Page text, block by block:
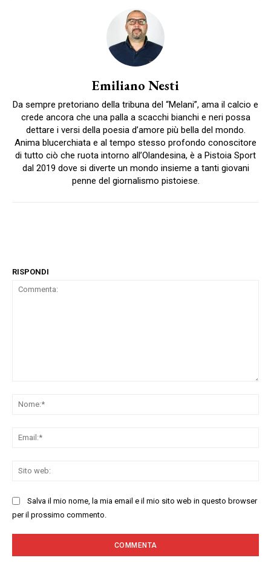
Emiliano Nesti
Da sempre pretoriano della tribuna del “Melani”, ama il calcio e
crede ancora che una palla a scacchi bianchi e neri possa
dettare i versi della poesia d’amore più bella del mondo.
Anima blucerchiata e al tempo stesso profondo conoscitore
di tutto ciò che ruota intorno all’Olandesina, è a Pistoia Sport
dal 2019 dove si diverte un mondo insieme a tanti giovani
penne del giornalismo pistoiese.
RISPONDI
Salva il mio nome, la mia email e il mio sito web in questo browser
per il prossimo commento.